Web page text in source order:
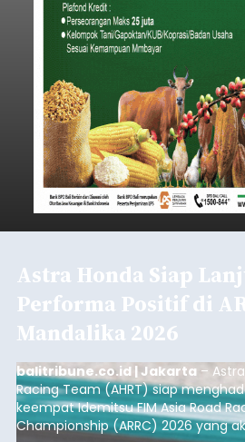
Astra Honda Siap
Performa Positif di
Mandalika 2026
balitribune.co.id | Jakarta –
Racing Team (AHRT) siap
keempat Idemitsu FIM Asia Road
Championship (ARRC) 2026 yang